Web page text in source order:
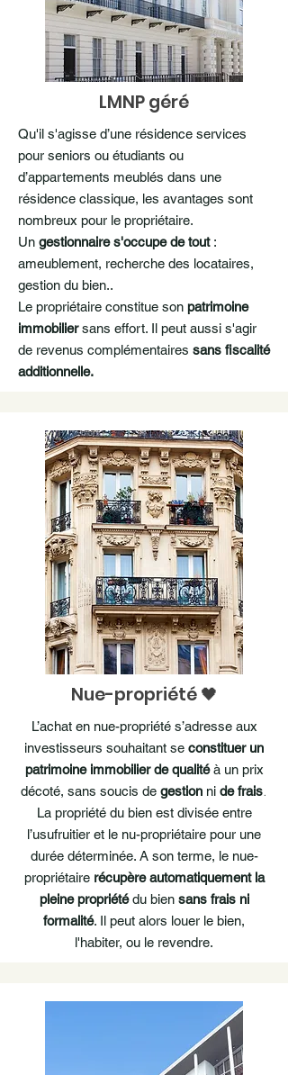
LMNP géré
Qu'il s'agisse d’une résidence services
pour seniors ou étudiants ou
d’appartements meublés dans une
résidence classique, les avantages sont
nombreux pour le propriétaire.
Un gestionnaire s'occupe de tout:
ameublement, recherche des locataires,
gestion du bien..
Le propriétaire constitue son patrimoine
immobiliersans effort. Il peut aussi s'agir
de revenus complémentaires sans fiscalité
additionnelle.
Nue-propriété 🖤
L’achat en nue-propriété s’adresse aux
investisseurs souhaitant se constituer un
patrimoine immobilier de qualitéà un prix
décoté, sans soucis de gestion ni de frais.
La propriété du bien est divisée entre
l’usufruitier et le nu-propriétaire pour une
durée déterminée. A son terme, le nue-
propriétairerécupère automatiquement la
pleine propriétédu bien sans frais ni
formalité. Il peut alors louer le bien,
l'habiter, ou le revendre.